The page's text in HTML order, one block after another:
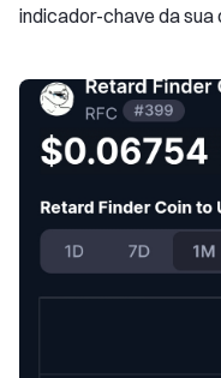
indicador-chave da